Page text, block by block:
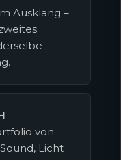
Ausklang –
von
Licht